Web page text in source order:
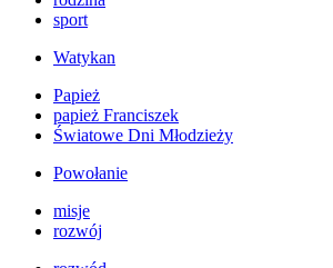
sport
Watykan
Papież
papież Franciszek
Światowe Dni Młodzieży
Powołanie
misje
rozwój